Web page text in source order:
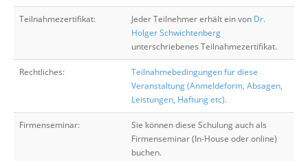
Teilnahmezertifikat: Jeder Teilnehmer erhält ein von Dr.
Holger Schwichtenberg
unterschriebenes Teilnahmezertifikat.
Rechtliches:
Teilnahmebedingungen für diese
Veranstaltung (Anmeldeform, Absagen,
Leistungen, Haftung etc).
Firmenseminar:
Sie können diese Schulung auch als
Firmenseminar (In-House oder online)
buchen.